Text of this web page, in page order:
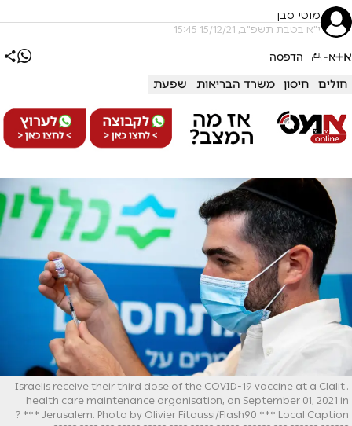
מוטי סבן
י"א בטבת תשפ"ב, 15/12/21 15:45
א+א- הדפסה
חולים חיסון משרד הבריאות שפעת
. Israelis receive their third dose of the COVID-19 vaccine at a Clalit
health care maintenance organisation, on September 01, 2021 in
Jerusalem. Photo by Olivier Fitoussi/Flash90 *** Local Caption *** ?